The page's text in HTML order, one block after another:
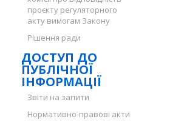
проєкту регуляторного
акту вимогам Закону
Рішення ради
ДОСТУП ДО
ПУБЛІЧНОЇ
ІНФОРМАЦІЇ
Звіти на запити
Нормативно-правові акти